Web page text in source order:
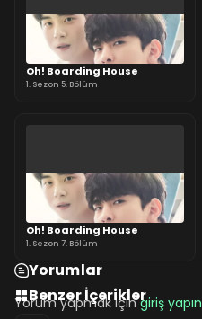
Oh! Boarding House
1. Sezon 5. Bölüm
Oh! Boarding House
1. Sezon 7. Bölüm
Yorumlar
Yorum yapmak içingiriş yapın
Benzer İçerikler